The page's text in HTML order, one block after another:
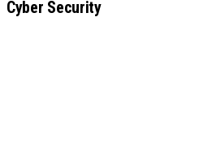
Cyber Security